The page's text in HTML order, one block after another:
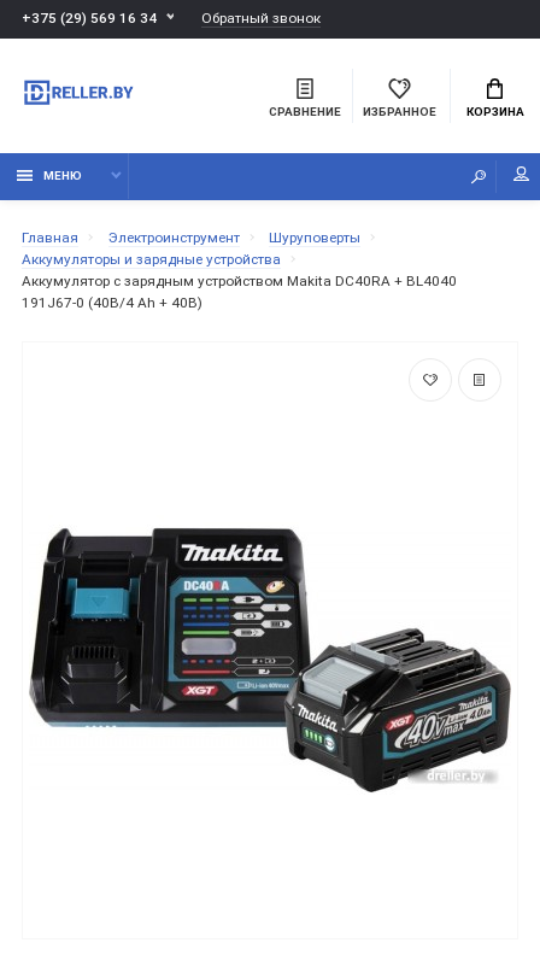
+375 (29) 569 16 34 Обратный звонок
СРАВНЕНИЕ ИЗБРАННОЕ КОРЗИНА
МЕНЮ
Главная Электроинструмент
Шуруповерты
Аккумуляторы и зарядные устройства
Аккумулятор с зарядным устройством Makita DC40RA + BL4040
191J67-0 (40В/4 Ah + 40В)